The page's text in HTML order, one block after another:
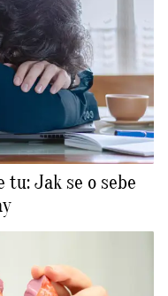
Jak se o sebe